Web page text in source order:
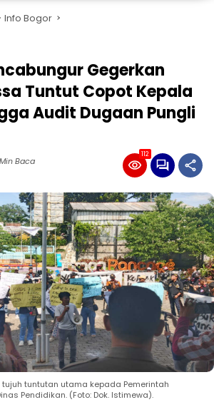
Info Bogor
Gegerkan
Tuntut Copot Kepala
Audit Dugaan Pungli
Baca
112
tuntutan utama kepada Pemerintah
Pendidikan. (Foto: Dok. Istimewa).